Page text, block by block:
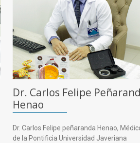
Dr. Carlos Felipe
Henao
Dr. Carlos Felipe peñaranda Henao,
de la Pontificia Universidad Javeriana